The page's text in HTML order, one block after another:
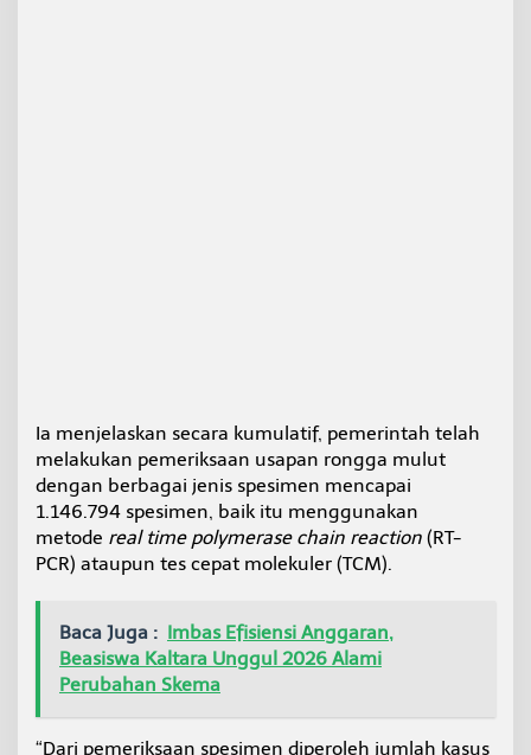
Ia menjelaskan secara kumulatif, pemerintah telah
melakukan pemeriksaan usapan rongga mulut
dengan berbagai jenis spesimen mencapai
1.146.794 spesimen, baik itu menggunakan
metode real time polymerase chain reaction (RT-
PCR) ataupun tes cepat molekuler (TCM).
Baca Juga : Imbas Efisiensi Anggaran,
Beasiswa Kaltara Unggul 2026 Alami
Perubahan Skema
“Dari pemeriksaan spesimen diperoleh jumlah kasus